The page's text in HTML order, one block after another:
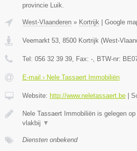
provincie Luik.
West-Vlaanderen » Kortrijk Google
Veemarkt 53 8500 Kortrijk (West-
Tel: 056 32 39 39 , Fax: - , BTW-nr:
E-mail › Nele Tassaert Immobiliën
Website: http://www.neletassaert.be
Nele Tassaert Immobiliën is gelegen
vlakbij ▼
Diensten onbekend